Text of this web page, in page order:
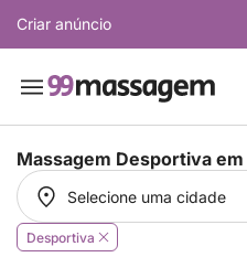
Criar anúncio
Massagem Desportiva em
Selecione uma cidade
Selecione uma cidade
Desportiva